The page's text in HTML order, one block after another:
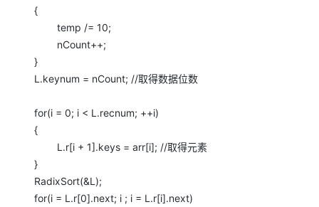
{
temp /= 10;
nCount++;
}
L.keynum = nCount; //取得数据位数
for(i = 0; i < L.recnum; ++i)
{
L.r[i + 1].keys = arr[i]; //取得元素
}
RadixSort(&L);
for(i = L.r[0].next; i ; i = L.r[i].next)